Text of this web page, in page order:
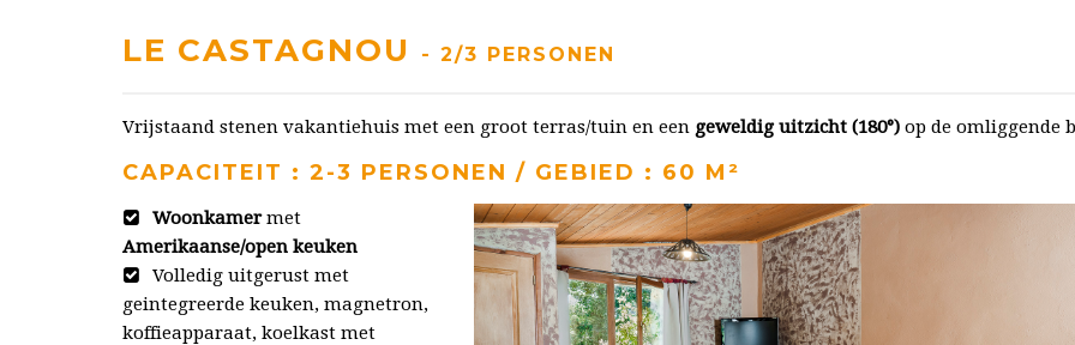
LE CASTAGNOU - 2/3 PERSONEN
Vrijstaand stenen vakantiehuis met een groot terras/tuin en een geweldig uitzicht (180°) op de omliggende
CAPACITEIT : 2-3 PERSONEN / GEBIED : 60 M²
Woonkamermet
Amerikaanse/open keuken
Volledig uitgerust met
geintegreerde keuken, magnetron,
koffieapparaat, koelkast met